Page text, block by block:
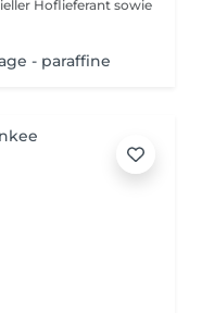
Hoflieferant sowie
- paraffine